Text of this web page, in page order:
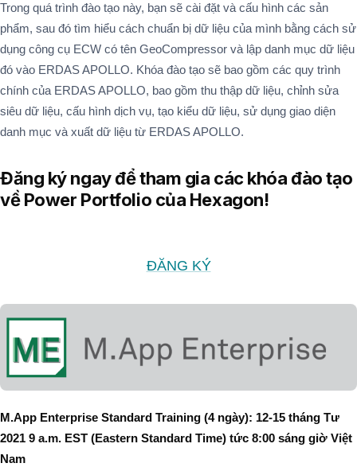
Trong quá trình đào tạo này, bạn sẽ cài đặt và cấu hình các sản
phẩm, sau đó tìm hiểu cách chuẩn bị dữ liệu của mình bằng cách sử
dụng công cụ ECW có tên GeoCompressor và lập danh mục dữ liệu
đó vào ERDAS APOLLO. Khóa đào tạo sẽ bao gồm các quy trình
chính của ERDAS APOLLO, bao gồm thu thập dữ liệu, chỉnh sửa
siêu dữ liệu, cấu hình dịch vụ, tạo kiểu dữ liệu, sử dụng giao diện
danh mục và xuất dữ liệu từ ERDAS APOLLO.
Đăng ký ngay để tham gia các khóa đào tạo
về Power Portfolio của Hexagon!
ĐĂNG KÝ
M.App Enterprise Standard Training (4 ngày): 12-15 tháng Tư
2021 9 a.m. EST (Eastern Standard Time) tức 8:00 sáng giờ Việt
Nam